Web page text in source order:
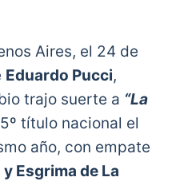
Aires, el 24 de
Eduardo Pucci,
trajo suerte a “La
título nacional el
año, con empate
Esgrima de La